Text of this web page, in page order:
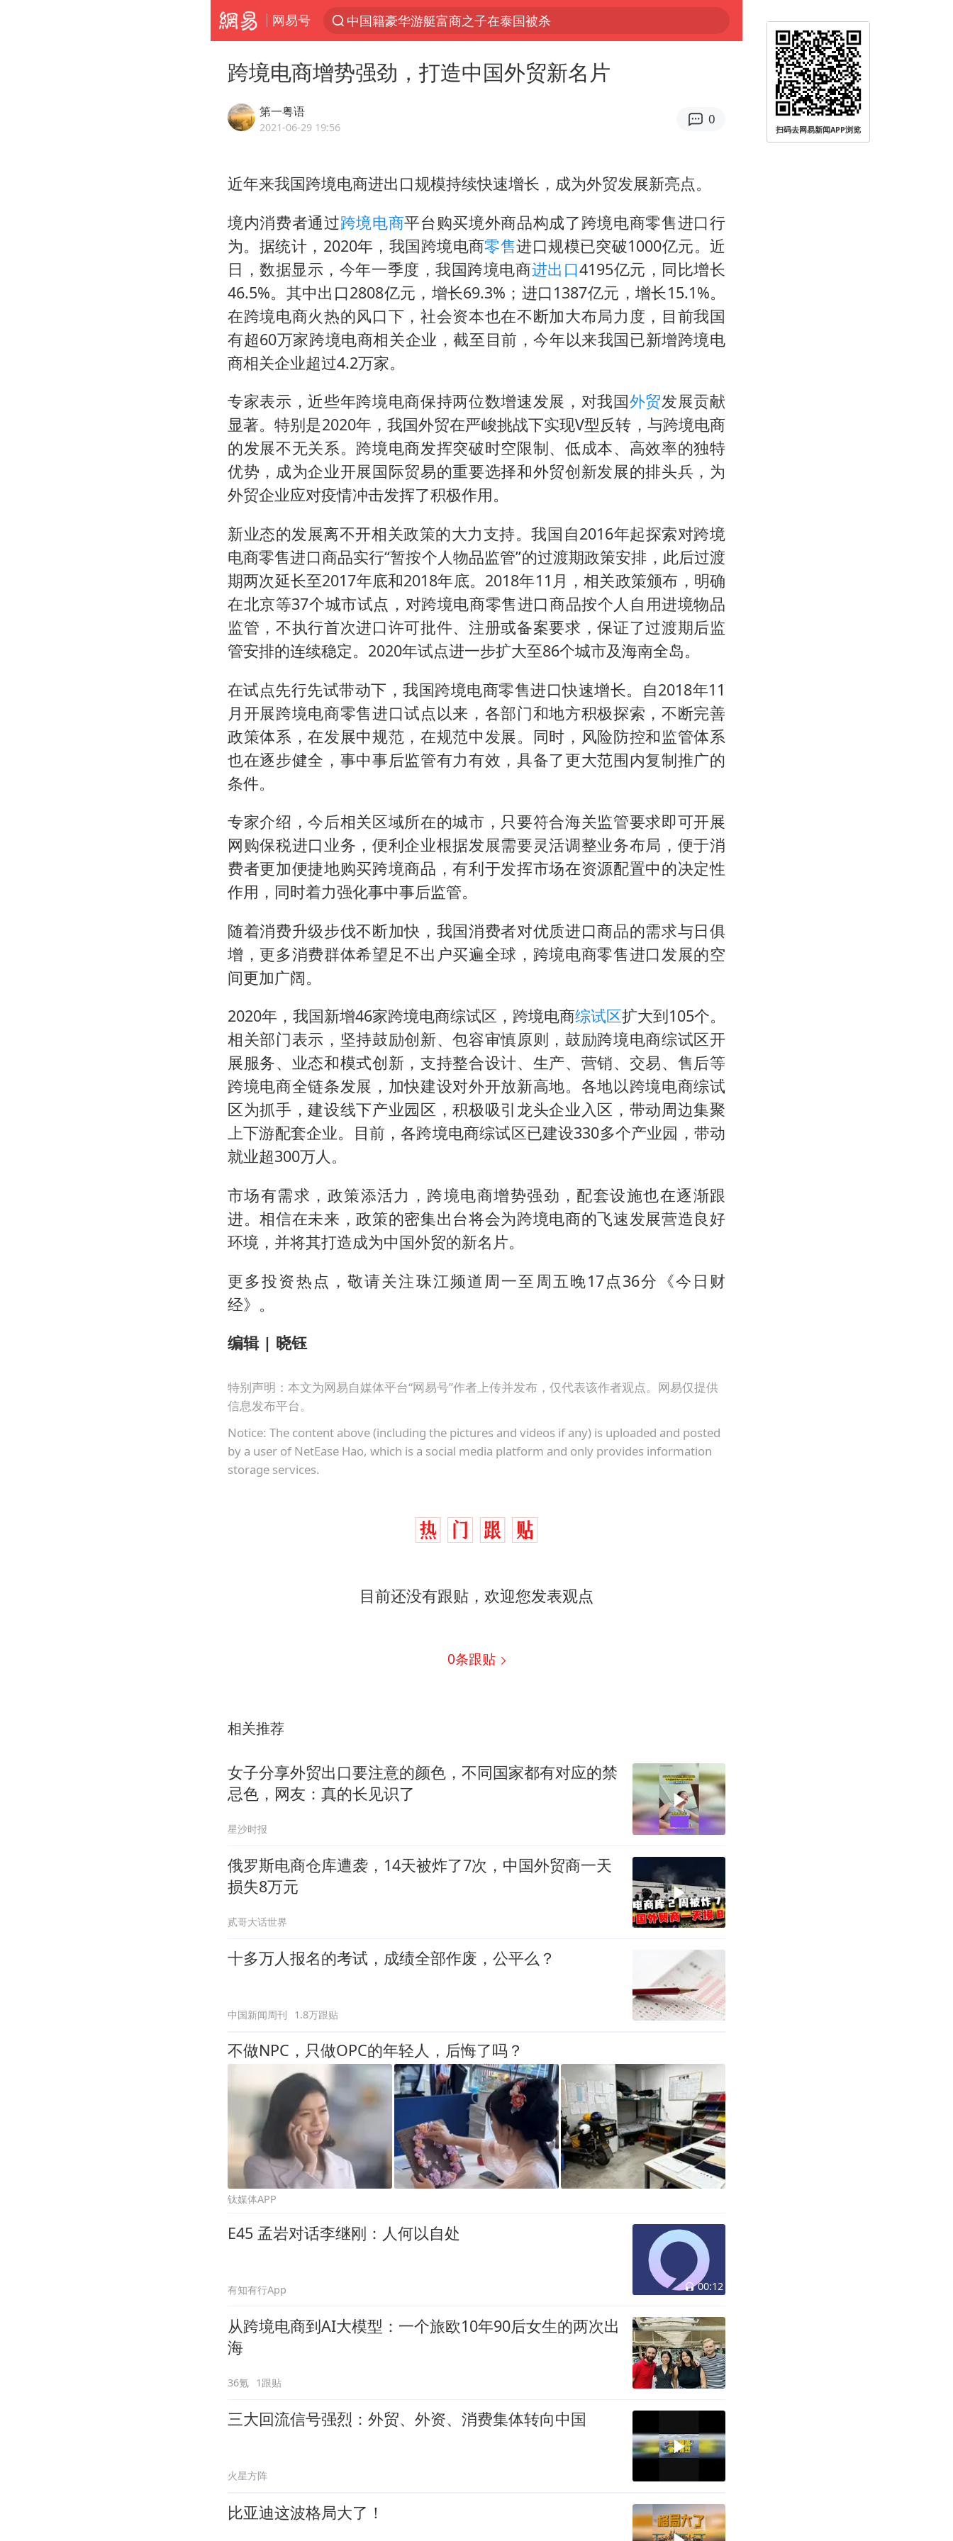
网易号
中国籍豪华游艇富商之子在泰国被杀
乌称俄袭击敖德萨致部分区域停电
世界第1特鲁姆普斯诺克中国赛一轮游
新疆一婚礼线上邀请引热议
女子发现前夫婚内与第三者育子
上海大部迎大暴雨
国足U17与阿森纳决赛取消 并列冠军
上门女婿出轨女邻居多年被判重婚罪
构建更高水平的全民健身公共服务体系
王艺迪2-4不敌张本美和止步4强
奋力开创中国式现代化建设新局面
跨境电商增势强劲，打造中国外贸新名片
第一粤语
2021-06-29 19:56
0
近年来我国跨境电商进出口规模持续快速增长，成为外贸发展新亮点。
境内消费者通过跨境电商平台购买境外商品构成了跨境电商零售进口行
为。据统计，2020年，我国跨境电商零售进口规模已突破1000亿元。近
日，数据显示，今年一季度，我国跨境电商进出口4195亿元，同比增长
46.5%。其中出口2808亿元，增长69.3%；进口1387亿元，增长15.1%。
在跨境电商火热的风口下，社会资本也在不断加大布局力度，目前我国
有超60万家跨境电商相关企业，截至目前，今年以来我国已新增跨境电
商相关企业超过4.2万家。
专家表示，近些年跨境电商保持两位数增速发展，对我国外贸发展贡献
显著。特别是2020年，我国外贸在严峻挑战下实现V型反转，与跨境电商
的发展不无关系。跨境电商发挥突破时空限制、低成本、高效率的独特
优势，成为企业开展国际贸易的重要选择和外贸创新发展的排头兵，为
外贸企业应对疫情冲击发挥了积极作用。
新业态的发展离不开相关政策的大力支持。我国自2016年起探索对跨境
电商零售进口商品实行“暂按个人物品监管”的过渡期政策安排，此后过渡
期两次延长至2017年底和2018年底。2018年11月，相关政策颁布，明确
在北京等37个城市试点，对跨境电商零售进口商品按个人自用进境物品
监管，不执行首次进口许可批件、注册或备案要求，保证了过渡期后监
管安排的连续稳定。2020年试点进一步扩大至86个城市及海南全岛。
在试点先行先试带动下，我国跨境电商零售进口快速增长。自2018年11
月开展跨境电商零售进口试点以来，各部门和地方积极探索，不断完善
政策体系，在发展中规范，在规范中发展。同时，风险防控和监管体系
也在逐步健全，事中事后监管有力有效，具备了更大范围内复制推广的
条件。
专家介绍，今后相关区域所在的城市，只要符合海关监管要求即可开展
网购保税进口业务，便利企业根据发展需要灵活调整业务布局，便于消
费者更加便捷地购买跨境商品，有利于发挥市场在资源配置中的决定性
作用，同时着力强化事中事后监管。
随着消费升级步伐不断加快，我国消费者对优质进口商品的需求与日俱
增，更多消费群体希望足不出户买遍全球，跨境电商零售进口发展的空
间更加广阔。
2020年，我国新增46家跨境电商综试区，跨境电商综试区扩大到105个。
相关部门表示，坚持鼓励创新、包容审慎原则，鼓励跨境电商综试区开
展服务、业态和模式创新，支持整合设计、生产、营销、交易、售后等
跨境电商全链条发展，加快建设对外开放新高地。各地以跨境电商综试
区为抓手，建设线下产业园区，积极吸引龙头企业入区，带动周边集聚
上下游配套企业。目前，各跨境电商综试区已建设330多个产业园，带动
就业超300万人。
市场有需求，政策添活力，跨境电商增势强劲，配套设施也在逐渐跟
进。相信在未来，政策的密集出台将会为跨境电商的飞速发展营造良好
环境，并将其打造成为中国外贸的新名片。
更多投资热点，敬请关注珠江频道周一至周五晚17点36分《今日财
经》。
编辑 | 晓钰
特别声明：本文为网易自媒体平台“网易号”作者上传并发布，仅代表该作者观点。网易仅提供
信息发布平台。
Notice: The content above (including the pictures and videos if any) is uploaded and posted
by a user of NetEase Hao, which is a social media platform and only provides information
storage services.
目前还没有跟贴，欢迎您发表观点
0条跟贴
相关推荐
女子分享外贸出口要注意的颜色，不同国家都有对应的禁
忌色，网友：真的长见识了
星沙时报
俄罗斯电商仓库遭袭，14天被炸了7次，中国外贸商一天
损失8万元
贰哥大话世界
十多万人报名的考试，成绩全部作废，公平么？
中国新闻周刊 1.8万跟贴
不做NPC，只做OPC的年轻人，后悔了吗？
钛媒体APP
E45 孟岩对话李继刚：人何以自处
有知有行App 00:12
从跨境电商到AI大模型：一个旅欧10年90后女生的两次出
海
36氪 1跟贴
三大回流信号强烈：外贸、外资、消费集体转向中国
火星方阵
比亚迪这波格局大了！
扫码去网易新闻APP浏览